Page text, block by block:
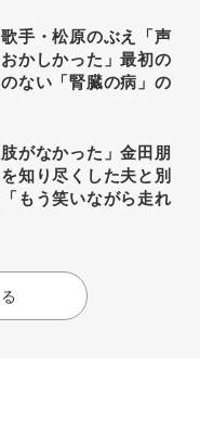
手・松原のぶえ「声
かしかった」最初の
ない「腎臓の病」の
がなかった」金田朋
知り尽くした夫と別
もう笑いながら走れ